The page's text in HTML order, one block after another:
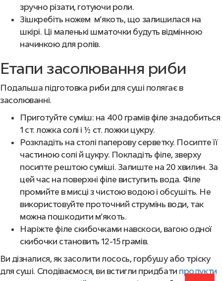
зручно різати, готуючи роли.
Зішкребіть ножем м’якоть, що залишилася на
шкірі. Ці маленькі шматочки будуть відмінною
начинкою для ролів.
Етапи засолювання риби
Подальша підготовка риби для суші полягає в
засолюванні.
Приготуйте суміш: на 400 грамів філе знадобиться
1 ст. ложка солі і ½ ст. ложки цукру.
Розкладіть на столі паперову серветку. Посипте її
частиною солі й цукру. Покладіть філе, зверху
посипте рештою суміші. Залиште на 20 хвилин. За
цей час на поверхні філе виступить вода. Філе
промийте в мисці з чистою водою і обсушіть. Не
використовуйте проточний струмінь води, так
можна пошкодити м’якоть.
Наріжте філе скибочками навскоси, вагою одної
скибочки становить 12-15 грамів.
Ви дізналися, як засолити лосось, горбушу або тріску
для суші. Сподіваємося, ви встигли придбати продукти